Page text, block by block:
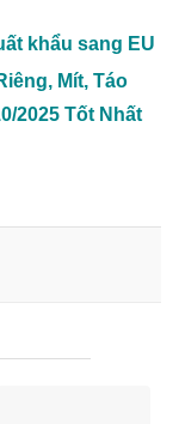
khẩu sang EU
Mít, Táo
2025 Tốt Nhất